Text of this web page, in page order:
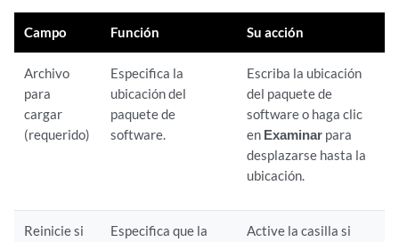
Campo Función Su acción
Archivo
para
cargar
(requerido)
Especifica la
ubicación del
paquete de
software.
Escriba la ubicación
del paquete de
software o haga clic
en Examinar para
desplazarse hasta la
ubicación.
Reinicie si
Especifica que la
Active la casilla si